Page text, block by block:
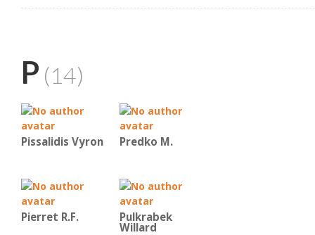
P (14)
Pissalidis Vyron Predko Μ.
Pierret R.F. Pulkrabek
Willard